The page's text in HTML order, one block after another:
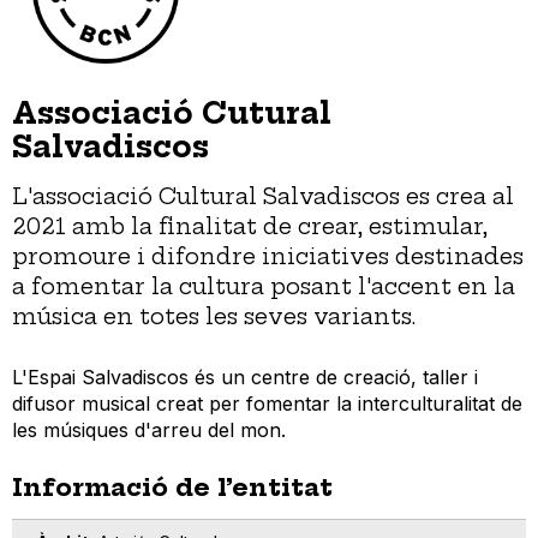
Associació Cutural
Salvadiscos
L'associació Cultural Salvadiscos es crea al
2021 amb la finalitat de crear, estimular,
promoure i difondre iniciatives destinades
a fomentar la cultura posant l'accent en la
música en totes les seves variants.
L'Espai Salvadiscos és un centre de creació, taller i
difusor musical creat per fomentar la interculturalitat de
les músiques d'arreu del mon.
Informació de l’entitat